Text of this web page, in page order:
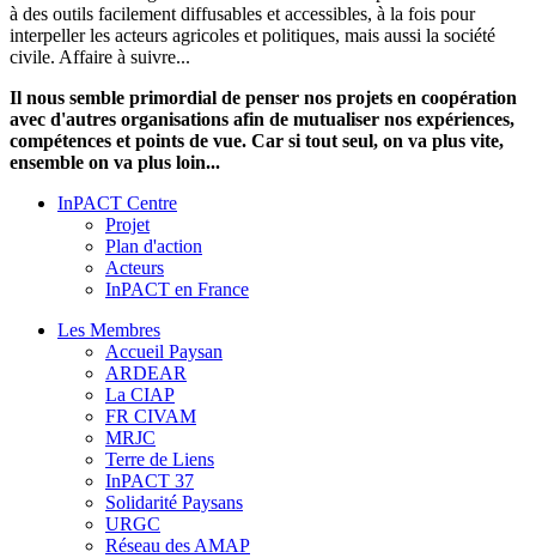
à des outils facilement diffusables et accessibles, à la fois pour
interpeller les acteurs agricoles et politiques, mais aussi la société
civile. Affaire à suivre...
Il nous semble primordial de penser nos projets en coopération
avec d'autres organisations afin de mutualiser nos expériences,
compétences et points de vue. Car si tout seul, on va plus vite,
ensemble on va plus loin...
InPACT Centre
Projet
Plan d'action
Acteurs
InPACT en France
Les Membres
Accueil Paysan
ARDEAR
La CIAP
FR CIVAM
MRJC
Terre de Liens
InPACT 37
Solidarité Paysans
URGC
Réseau des AMAP